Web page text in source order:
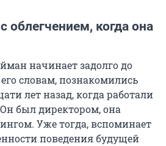
облегчением, когда она
начинает задолго до
словам, познакомились
лет назад, когда работали
был директором, она
Уже тогда, вспоминает
поведения будущей